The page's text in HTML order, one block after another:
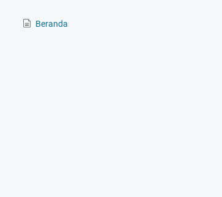
Beranda